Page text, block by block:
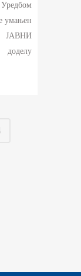
умањен
ЈАВНИ